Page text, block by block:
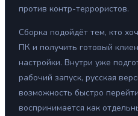
против контр-террористов.
Сборка подойдёт тем, кто
ПК и получить готовый
настройки. Внутри уже
рабочий запуск, русская
возможность быстро
воспринимается как